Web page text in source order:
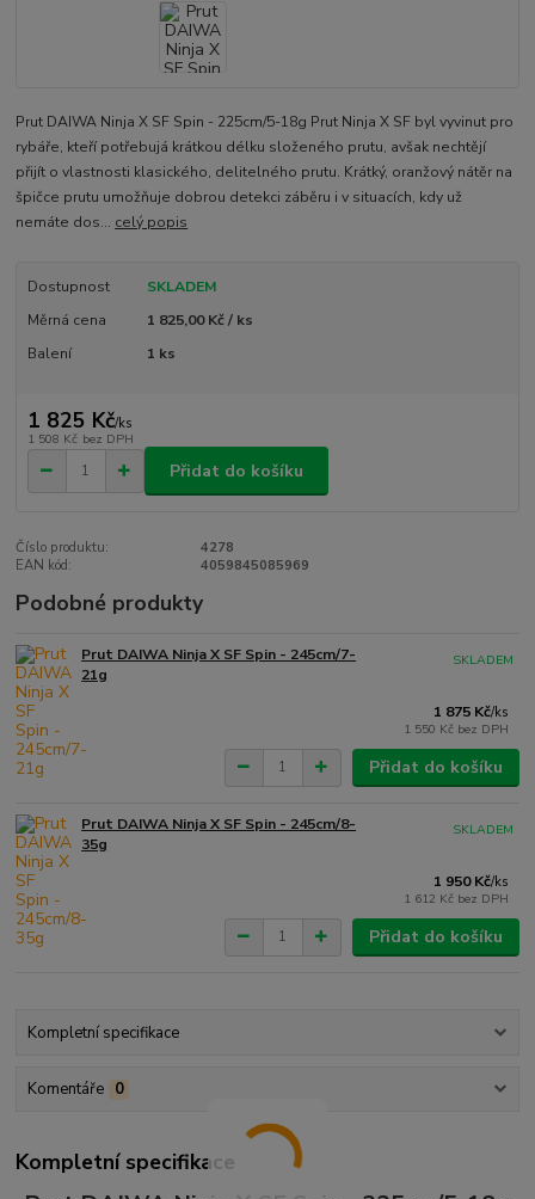
Prut DAIWA Ninja X SF Spin - 225cm/5-18g Prut Ninja X SF byl vyvinut pro
rybáře, kteří potřebujá krátkou délku složeného prutu, avšak nechtějí
přijít o vlastnosti klasického, delitelného prutu. Krátký, oranžový nátěr na
špičce prutu umožňuje dobrou detekci záběru i v situacích, kdy už
nemáte dos... celý popis
Dostupnost
SKLADEM
Měrná cena
1 825,00 Kč / ks
Balení
1 ks
1 825 Kč/ks
1 508 Kč bez DPH
Přidat do košíku
Číslo produktu:
4278
EAN kód:
4059845085969
Podobné produkty
Prut DAIWA Ninja X SF Spin - 245cm/7-
21g
1 875 Kč/ks
1 550 Kč bez DPH
SKLADEM
Přidat do košíku
Prut DAIWA Ninja X SF Spin - 245cm/8-
35g
1 950 Kč/ks
1 612 Kč bez DPH
SKLADEM
Přidat do košíku
Kompletní specifikace
Komentáře 0
Kompletní specifikace